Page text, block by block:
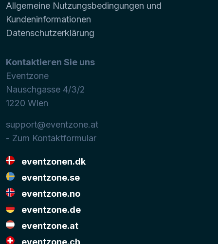
Allgemeine Nutzungsbedingungen und
Kundeninformationen
Datenschutzerklärung
Kontaktieren Sie uns
Eventzone
Nauschgasse 4/3/2
1220 Wien
support@eventzone.at
- Zum Kontaktformular
eventzonen.dk
eventzone.se
eventzone.no
eventzone.de
eventzone.at
eventzone.ch